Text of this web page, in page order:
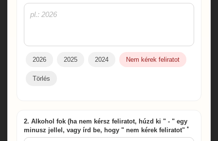
2026 2025 2024 Nem kérek feliratot
Törlés
2. Alkohol fok (ha nem kérsz feliratot, húzd ki " - " egy
minusz jellel, vagy írd be, hogy " nem kérek feliratot" *